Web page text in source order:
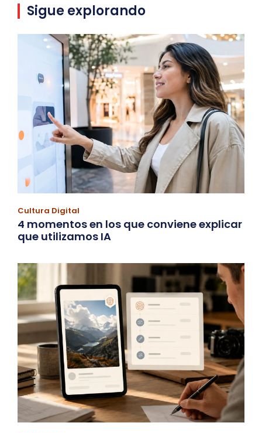
Sigue explorando
Cultura Digital
4 momentos en los que conviene explicar
que utilizamos IA